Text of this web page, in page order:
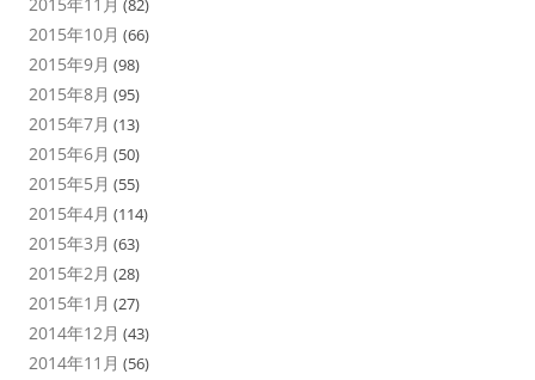
(82)
2015年10月 (66)
2015年9月 (98)
2015年8月 (95)
2015年7月 (13)
2015年6月 (50)
2015年5月 (55)
2015年4月 (114)
2015年3月 (63)
2015年2月 (28)
2015年1月 (27)
2014年12月 (43)
2014年11月 (56)